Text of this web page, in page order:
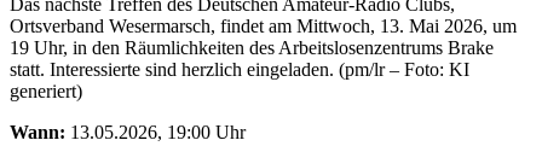
Ortsverband Wesermarsch, findet am Mittwoch, 13. Mai 2026, um
19 Uhr, in den Räumlichkeiten des Arbeitslosenzentrums Brake
statt. Interessierte sind herzlich eingeladen. (pm/lr – Foto: KI
generiert)
Wann: 13.05.2026, 19:00 Uhr